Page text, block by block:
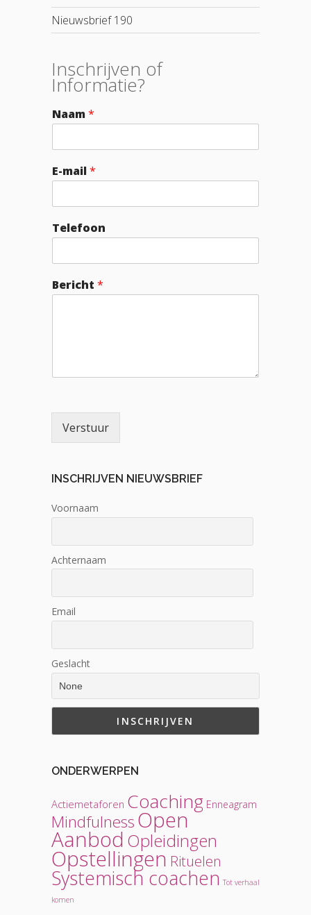
Nieuwsbrief 190
Inschrijven of
Informatie?
Naam*
E-mail*
Telefoon
Bericht *
Verstuur
INSCHRIJVEN NIEUWSBRIEF
Voornaam
Achternaam
Email
Geslacht
ONDERWERPEN
Actiemetaforen Coaching Enneagram
MindfulnessOpen
Aanbod Opleidingen
Opstellingen Rituelen
Systemisch coachen Tot verhaal
komen